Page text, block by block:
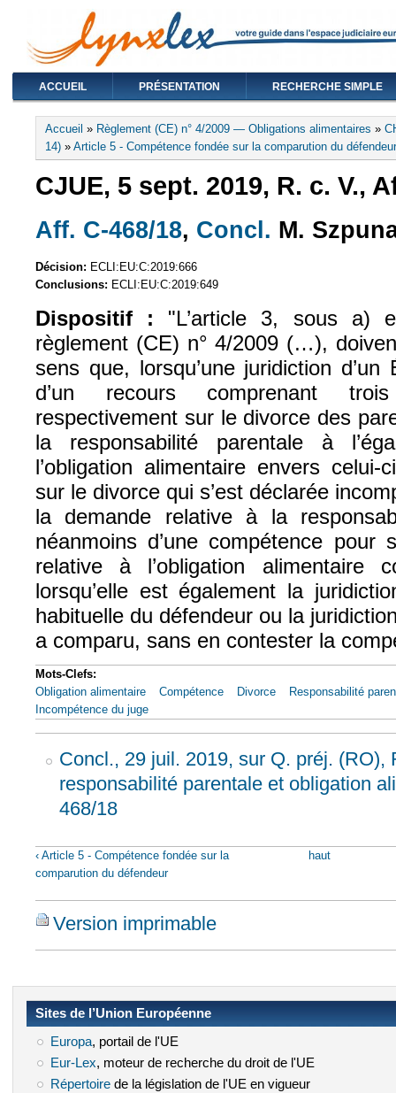
ACCUEIL PRÉSENTATION RECHERCHE SIMPLE
Vous êtes ici
Accueil » Règlement (CE) n° 4/2009 — Obligations alimentaires »
14) » Article 5 - Compétence fondée sur la comparution du défendeur
CJUE, 5 sept. 2019, R. c. V.,
Aff. C-468/18 (le lien est externe)
, Concl. (le lien est
M.
Décision: ECLI:EU:C:2019:666
Conclusions: ECLI:EU:C:2019:649
Dispositif : "L’article 3, sous a)
règlement (CE) n° 4/2009 (…),
sens que, lorsqu’une juridiction
d’un recours comprenant
respectivement sur le divorce des
la responsabilité parentale à
l’obligation alimentaire envers
sur le divorce qui s’est déclarée
la demande relative à la
néanmoins d’une compétence pour
relative à l’obligation alimentaire
lorsqu’elle est également la
habituelle du défendeur ou la
a comparu, sans en contester la
Mots-Clefs:
Obligation alimentaire
Compétence Divorce
Responsabilité
Incompétence du juge
Concl., 29 juil. 2019, sur Q. préj. (RO),
responsabilité parentale et obligation
468/18
‹ Article 5 - Compétence fondée sur la
comparution du défendeur
haut
Version imprimable
Sites de l’Union Européenne
Europa(le lien est externe)
, portail de l'UE
Eur-Lex (le lien est externe)
, moteur de recherche du droit de l'UE
Répertoire(le lien est externe)
de la législation de l'UE en vigueur